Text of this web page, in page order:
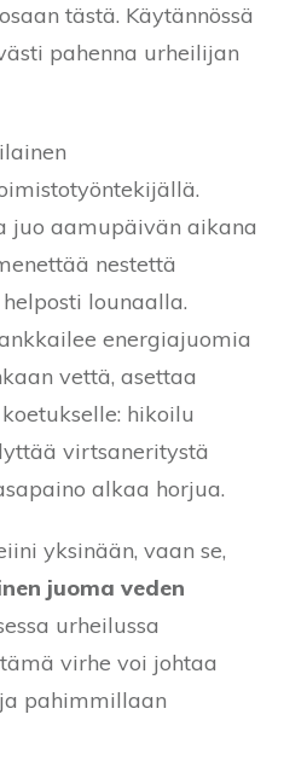
tästä. Käytännössä
pahenna urheilijan
juo aamupäivän aikana
nestettä
lounaalla.
energiajuomia
vettä, asettaa
hikoilu
virtsaneritystä
alkaa horjua.
yksinään, vaan se,
juoma veden
urheilussa
virhe voi johtaa
pahimmillaan